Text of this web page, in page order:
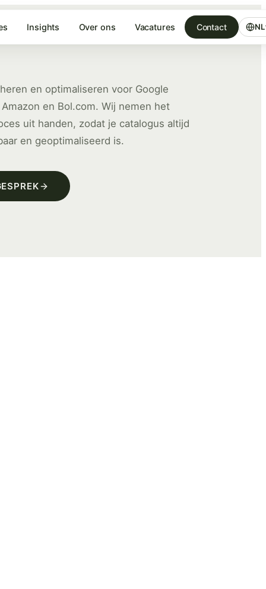
Insights Over ons Vacatures Contact NL
en optimaliseren voor Google
en Bol.com. Wij nemen het
uit handen, zodat je catalogus altijd
en geoptimaliseerd is.